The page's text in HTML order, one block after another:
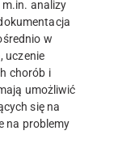
analizy
w
uczenie
chorób i
umożliwić
się na
na problemy